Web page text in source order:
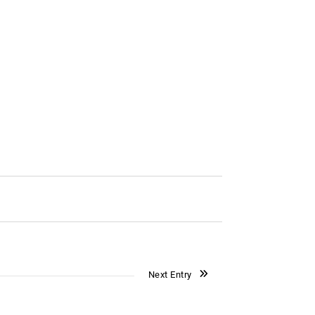
Next Entry